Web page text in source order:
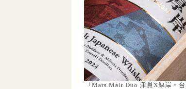
「Mars Malt Duo 津貫X厚岸・